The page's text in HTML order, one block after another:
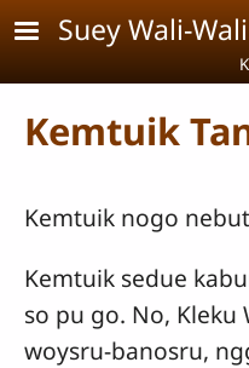
Skip to main content
Suey Wali-Wali
Kemtuik
Kemtuik nogo nebut
Kemtuik sedue
so pu go. No, Kleku
woysru-banosru,